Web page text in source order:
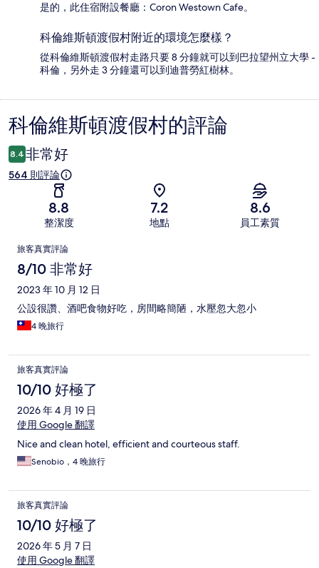
是的，此住宿附設餐廳：Coron Westown Cafe。
科倫維斯頓渡假村附近的環境怎麼樣？
從科倫維斯頓渡假村走路只要 8 分鐘就可以到巴拉望州立大學 -
科倫，另外走 3 分鐘還可以到迪普勞紅樹林。
評
論
科倫維斯頓渡假村的評論
8.4 非常好
564 則評論
8.8
整潔度
7.2
地點
8.6
員工素質
評
論
旅客真實評論
8/10 非常好
2023 年 10 月 12 日
公設很讚、酒吧食物好吃，房間略簡陋，水壓忽大忽小
4 晚旅行
旅客真實評論
10/10 好極了
2026 年 4 月 19 日
使用 Google 翻譯
Nice and clean hotel, efficient and courteous staff.
Senobio，4 晚旅行
旅客真實評論
10/10 好極了
2026 年 5 月 7 日
使用 Google 翻譯